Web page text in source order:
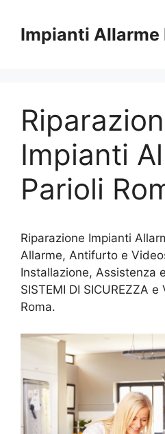
contenuto
Impianti Allarme
Impianti
Parioli
Riparazione Impianti
Allarme, Antifurto e
Installazione, Assistenza
SISTEMI DI SICUREZZA
Roma.